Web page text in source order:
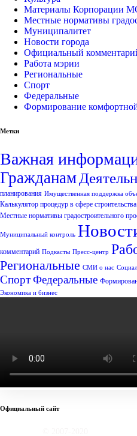
Материалы Корпорации
Местные нормативы
Муниципалитет
Новости города
Официальный
Работа мэрии
Региональные
Спорт
Федеральные
Формирование
Метки
Важная
Гражданам
планирования Имущественная поддержка
Калькулятор процедур в сфере строительства
Местные нормативы градостроительного
Муниципальный контроль
комментарий Подкасты Пресс-центр
Региональные СМИ о нас
СпортФедеральные
Экономика и бизнес
Официальный сайт